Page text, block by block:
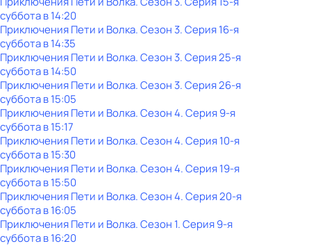
субботав14:20
Приключения Пети и Волка. Сезон 3. Серия 16-я
субботав14:35
Приключения Пети и Волка. Сезон 3. Серия 25-я
субботав14:50
Приключения Пети и Волка. Сезон 3. Серия 26-я
субботав15:05
Приключения Пети и Волка. Сезон 4. Серия 9-я
субботав15:17
Приключения Пети и Волка. Сезон 4. Серия 10-я
субботав15:30
Приключения Пети и Волка. Сезон 4. Серия 19-я
субботав15:50
Приключения Пети и Волка. Сезон 4. Серия 20-я
субботав16:05
Приключения Пети и Волка. Сезон 1. Серия 9-я
субботав16:20